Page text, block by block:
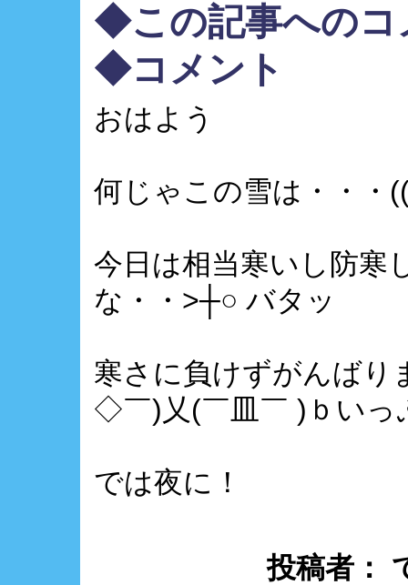
◆この記事へのコ
◆コメント
おはよう
何じゃこの雪は・・・
今日は相当寒いし防寒
な・・>┼○ バタッ
寒さに負けずがんば
◇￣)乂(￣皿￣ )ｂいっ
では夜に！
投稿者：